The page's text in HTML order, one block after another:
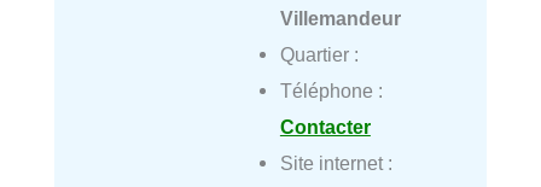
Villemandeur
Quartier :
Téléphone :
Contacter
Site internet :